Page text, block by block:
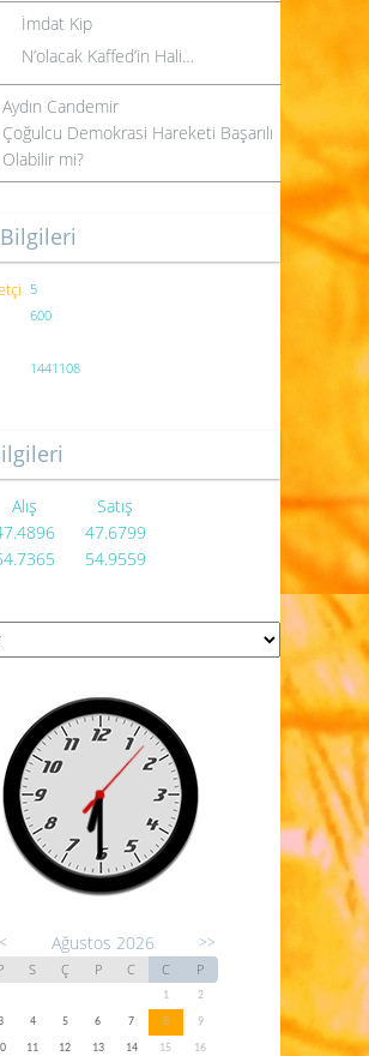
İmdat Kip
N’olacak Kaffed’in Hali…
Aydın Candemir
Çoğulcu Demokrasi Hareketi Başarılı
Olabilir mi?
5
600
1441108
Alış
Satış
47.6799
54.9559
Ağustos 2026 >>
S Ç P C C P
1
2
4 5 6 7 8
9
11 12 13 14 15
16